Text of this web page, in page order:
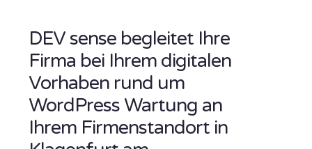
DEV sense begleitet Ihre
Firma bei Ihrem digitalen
Vorhaben rund um
WordPress Wartung an
Ihrem Firmenstandort in